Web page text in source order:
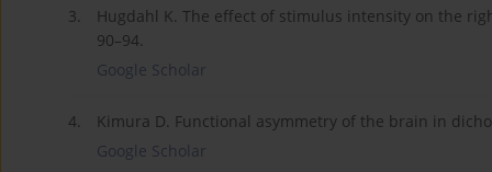
3.
Hugdahl K. The effect of stimulus intensity on the
90–94.
Google Scholar
4.
Kimura D. Functional asymmetry of the brain in
Google Scholar